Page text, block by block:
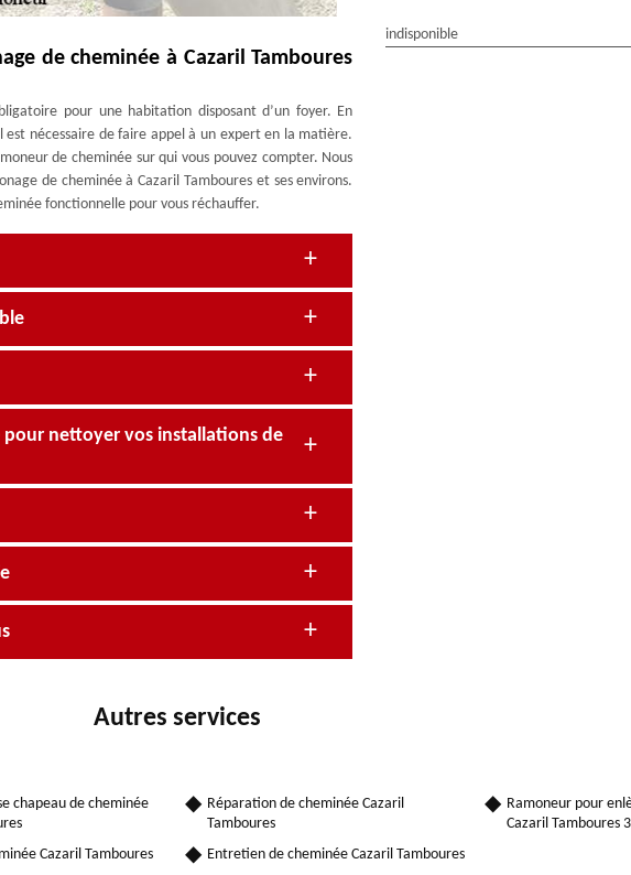
de cheminée à Cazaril Tamboures
pour une habitation disposant d’un foyer. En
nécessaire de faire appel à un expert en la matière.
de cheminée sur qui vous pouvez compter. Nous
de cheminée à Cazaril Tamboures et ses environs.
fonctionnelle pour vous réchauffer.
pour nettoyer vos installations de
indisponible
Autres services
chapeau de cheminée
Cazaril Tamboures
Réparation de cheminée Cazaril
Tamboures
Entretien de cheminée Cazaril Tamboures
Ramoneur pour
Cazaril Tamboures